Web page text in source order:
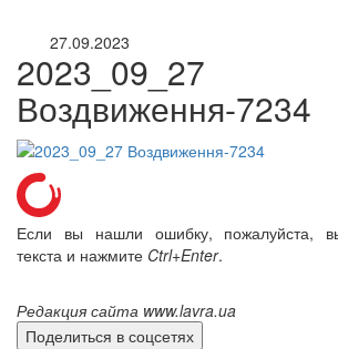
27.09.2023
2023_09_27
Воздвиження-7234
Если вы нашли ошибку, пожалуйста,
текста и нажмите Ctrl+Enter.
Редакция сайта www.lavra.ua
Поделиться в соцсетях